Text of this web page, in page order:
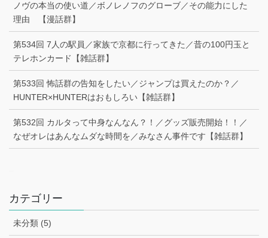
ノヴの本当の使い道／ボノレノフのグローブ／その能力にした
理由 【漫話群】
第534回 7人の駅員／家族で京都に行ってきた／昔の100円玉と
テレホンカード【雑話群】
第533回 怖話群の告知をしたい／ジャンプは買えたのか？／
HUNTER×HUNTERはおもしろい【雑話群】
第532回 カルタって中身なんなん？！／グッズ販売開始！！／
なぜオレはあんなムダな時間を／みなさん事件です【雑話群】
カテゴリー
未分類 (5)